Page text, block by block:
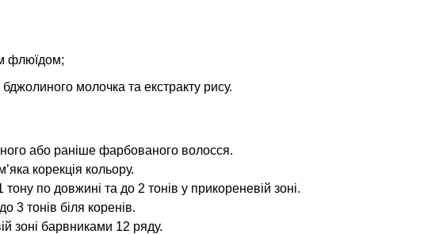
флюїдом;
молочка та екстракту рису.
або раніше фарбованого волосся.
корекція кольору.
по довжині та до 2 тонів у прикореневій зоні.
3 тонів біля коренів.
зоні барвниками 12 ряду.